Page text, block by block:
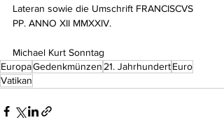
Lateran sowie die Umschrift FRANCISCVS
PP. ANNO XII MMXXIV.
Michael Kurt Sonntag
EuropaGedenkmünzen 21. JahrhundertEuro
Vatikan